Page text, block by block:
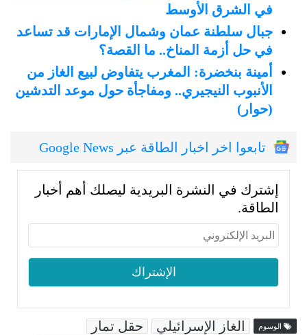
في الشرق الأوسط
جبال سلطنة عمان وشمال الإمارات قد تساعد
في حل أزمة المناخ.. ما القصة؟
أمينة بنخضرة: المغرب يتفاوض لبيع الغاز من
الأنبوب النيجيري.. ومفاجأة حول موعد التدشين
(حوار)
تابعوا اخر اخبار الطاقة عبر Google News
إشترك في النشرة البريدية ليصلك أهم أخبار
الطاقة.
الوسوم الغاز الإسرائيلي
حقل تمار